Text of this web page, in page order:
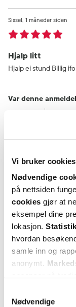
Vi bruker cookies
Nødvendige
på nettsiden
cookies gjør at
eksempel dine
lokasjon.
hvordan
samle inn og
anonymt.
Nødvendige
Hjalp litt
1 måneder siden
Sissel
Hjalp ei stund Billig
Var denne
God produkt!
3 måneder siden
Adele
Veldig fornøyd!
Var denne
flagg denne